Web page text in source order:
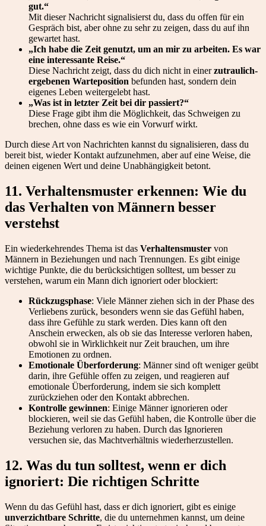
gut.“
Mit dieser Nachricht signalisierst du, dass du offen für ein
Gespräch bist, aber ohne zu sehr zu zeigen, dass du auf ihn
gewartet hast.
„Ich habe die Zeit genutzt, um an mir zu arbeiten. Es war
eine interessante Reise.“
Diese Nachricht zeigt, dass du dich nicht in einerzutraulich-
ergebenen Warteposition befunden hast, sondern dein
eigenes Leben weitergelebt hast.
„Was ist in letzter Zeit bei dir passiert?“
Diese Frage gibt ihm die Möglichkeit, das Schweigen zu
brechen, ohne dass es wie ein Vorwurf wirkt.
Durch diese Art von Nachrichten kannst du signalisieren, dass du
bereit bist, wieder Kontakt aufzunehmen, aber auf eine Weise, die
deinen eigenen Wert und deine Unabhängigkeit betont.
11. Verhaltensmuster erkennen: Wie du
das Verhalten von Männern besser
verstehst
Ein wiederkehrendes Thema ist das Verhaltensmuster von
Männern in Beziehungen und nach Trennungen. Es gibt einige
wichtige Punkte, die du berücksichtigen solltest, um besser zu
verstehen, warum ein Mann dich ignoriert oder blockiert:
Rückzugsphase: Viele Männer ziehen sich in der Phase des
Verliebens zurück, besonders wenn sie das Gefühl haben,
dass ihre Gefühle zu stark werden. Dies kann oft den
Anschein erwecken, als ob sie das Interesse verloren haben,
obwohl sie in Wirklichkeit nur Zeit brauchen, um ihre
Emotionen zu ordnen.
Emotionale Überforderung: Männer sind oft weniger geübt
darin, ihre Gefühle offen zu zeigen, und reagieren auf
emotionale Überforderung, indem sie sich komplett
zurückziehen oder den Kontakt abbrechen.
Kontrolle gewinnen: Einige Männer ignorieren oder
blockieren, weil sie das Gefühl haben, die Kontrolle über die
Beziehung verloren zu haben. Durch das Ignorieren
versuchen sie, das Machtverhältnis wiederherzustellen.
12. Was du tun solltest, wenn er dich
ignoriert: Die richtigen Schritte
Wenn du das Gefühl hast, dass er dich ignoriert, gibt es einige
unverzichtbare Schritte, die du unternehmen kannst, um deine